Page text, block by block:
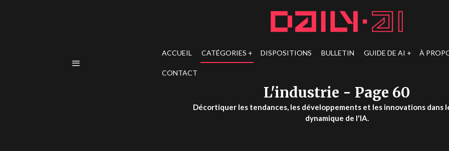
ACCUEIL CATÉGORIES DISPOSITIONS BULLETIN GUIDE DE AI À
CONTACT
L'industrie - Page 60
Décortiquer les tendances, les développements et les innovations dans
dynamique de l'IA.